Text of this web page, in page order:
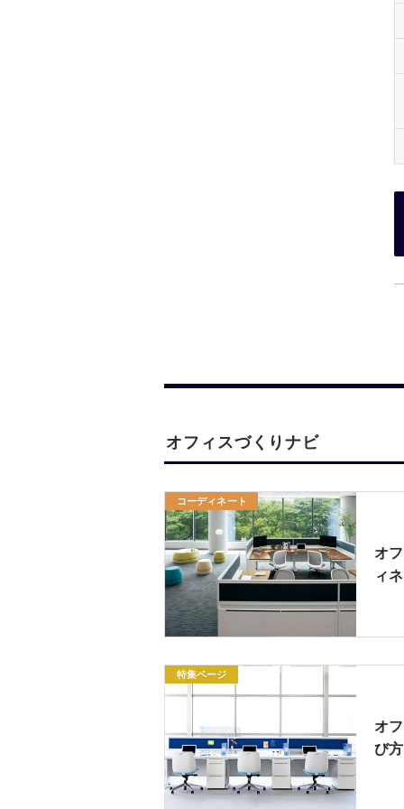
オフィスづくりナビ
コーディネート
オ
ィ
特集ページ
オ
び方